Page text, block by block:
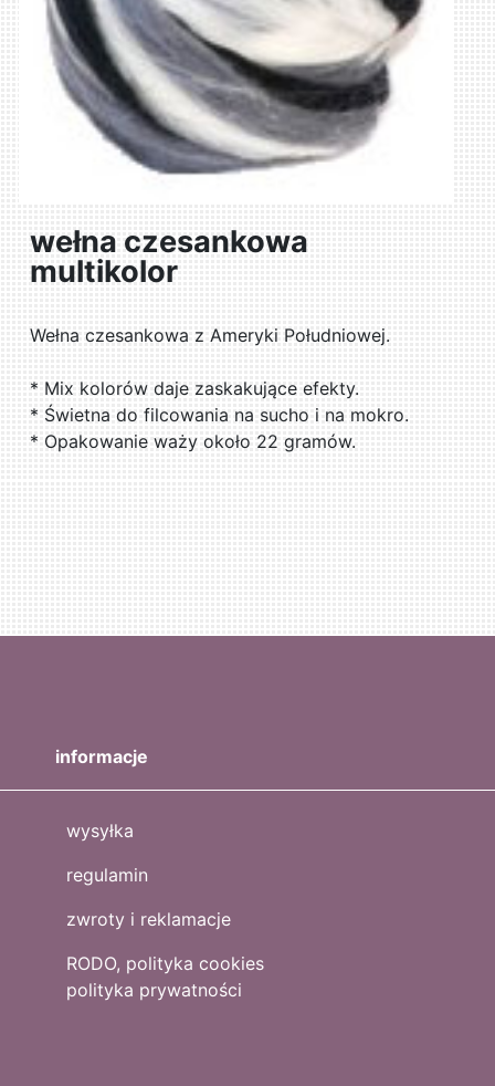
wełna czesankowa
multikolor
Wełna czesankowa z Ameryki Południowej.
* Mix kolorów daje zaskakujące efekty.
* Świetna do filcowania na sucho i na mokro.
* Opakowanie waży około 22 gramów.
informacje
wysyłka
regulamin
zwroty i reklamacje
RODO, polityka cookies
polityka prywatności